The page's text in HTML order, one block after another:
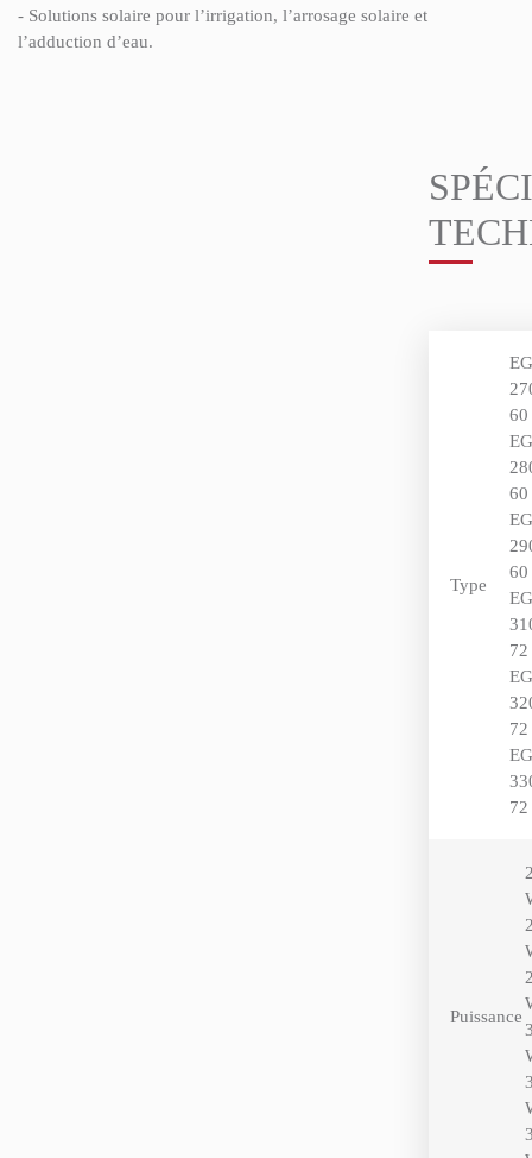
- Solutions solaire pour l’irrigation, l’arrosage solaire et
l’adduction d’eau.
Type
60
60
60
72
72
72
Puissance